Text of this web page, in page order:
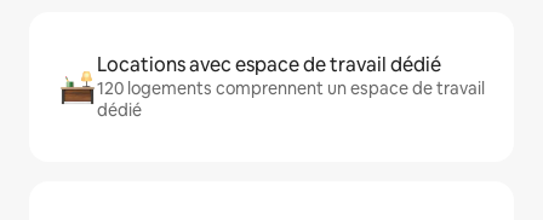
Locations avec espace de travail dédié
120 logements comprennent un espace de travail
dédié